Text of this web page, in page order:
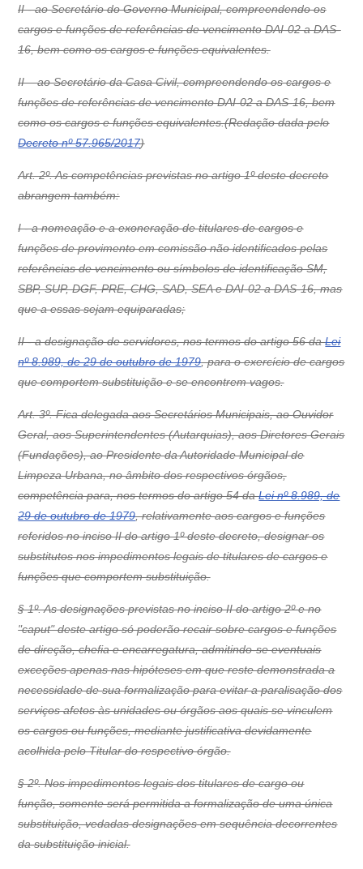
II - ao Secretário do Governo Municipal, compreendendo os
cargos e funções de referências de vencimento DAI-02 a DAS-
16, bem como os cargos e funções equivalentes.
II – ao Secretário da Casa Civil, compreendendo os cargos e
funções de referências de vencimento DAI-02 a DAS-16, bem
como os cargos e funções equivalentes.(Redação dada pelo
Decreto nº 57.965/2017)
Art. 2º. As competências previstas no artigo 1º deste decreto
abrangem também:
I - a nomeação e a exoneração de titulares de cargos e
funções de provimento em comissão não identificados pelas
referências de vencimento ou símbolos de identificação SM,
SBP, SUP, DGF, PRE, CHG, SAD, SEA e DAI-02 a DAS-16, mas
que a essas sejam equiparadas;
II - a designação de servidores, nos termos do artigo 56 daLei
nº 8.989, de 29 de outubro de 1979, para o exercício de cargos
que comportem substituição e se encontrem vagos.
Art. 3º. Fica delegada aos Secretários Municipais, ao Ouvidor
Geral, aos Superintendentes (Autarquias), aos Diretores Gerais
(Fundações), ao Presidente da Autoridade Municipal de
Limpeza Urbana, no âmbito dos respectivos órgãos,
competência para, nos termos do artigo 54 daLei nº 8.989, de
29 de outubro de 1979, relativamente aos cargos e funções
referidos no inciso II do artigo 1º deste decreto, designar os
substitutos nos impedimentos legais de titulares de cargos e
funções que comportem substituição.
§ 1º. As designações previstas no inciso II do artigo 2º e no
"caput" deste artigo só poderão recair sobre cargos e funções
de direção, chefia e encarregatura, admitindo-se eventuais
exceções apenas nas hipóteses em que reste demonstrada a
necessidade de sua formalização para evitar a paralisação dos
serviços afetos às unidades ou órgãos aos quais se vinculem
os cargos ou funções, mediante justificativa devidamente
acolhida pelo Titular do respectivo órgão.
§ 2º. Nos impedimentos legais dos titulares de cargo ou
função, somente será permitida a formalização de uma única
substituição, vedadas designações em sequência decorrentes
da substituição inicial.